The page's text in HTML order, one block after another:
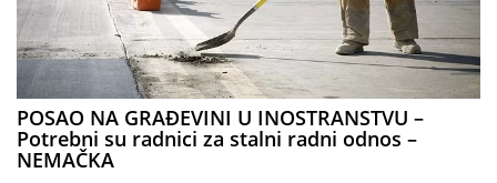
POSAO NA GRAĐEVINI U INOSTRANSTVU –
Potrebni su radnici za stalni radni odnos –
NEMAČKA